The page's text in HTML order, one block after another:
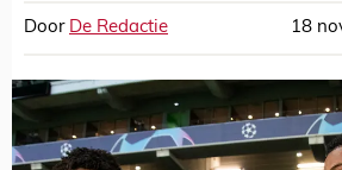
Door De Redactie 18